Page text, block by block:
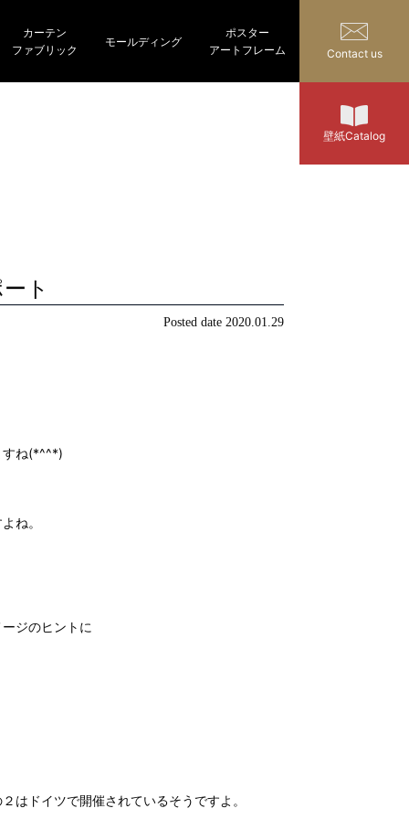
カーテン
ファブリック
モールディング
ポスター
アートフレーム
Contact us
壁紙Catalog
ト
Posted date 2020.01.29
すね(*^^*)
ね。
ジのヒントに
はドイツで開催されているそうですよ。